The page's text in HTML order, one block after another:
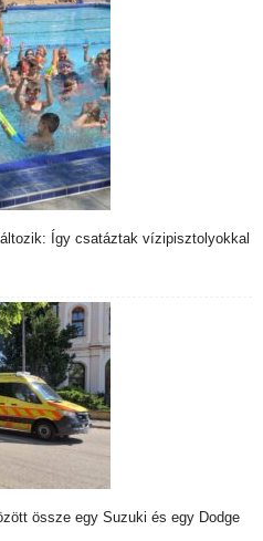
Így csatáztak vízipisztolyokkal
össze egy Suzuki és egy Dodge